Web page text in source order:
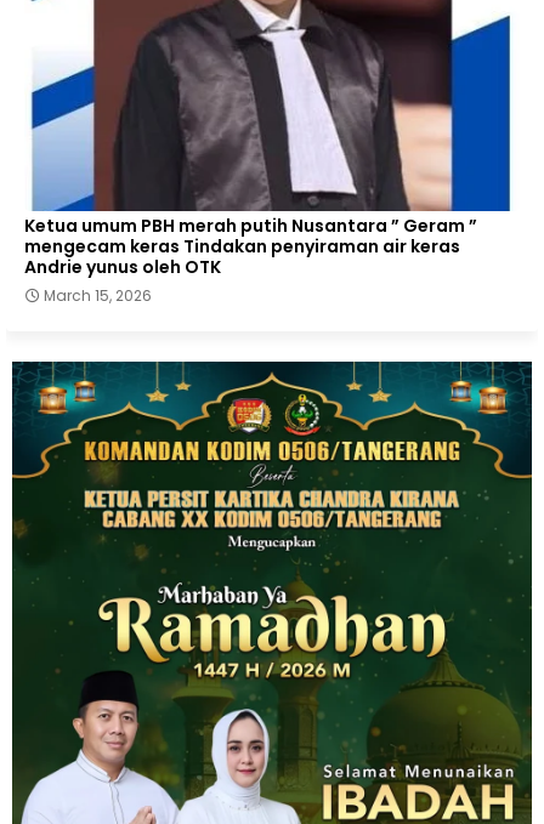
Ketua umum PBH merah putih Nusantara ” Geram ”
mengecam keras Tindakan penyiraman air keras
Andrie yunus oleh OTK
March 15, 2026